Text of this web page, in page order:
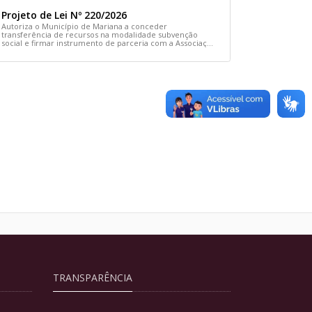
Projeto de Lei Nº 220/2026
Autoriza o Município de Mariana a conceder
transferência de recursos na modalidade subvenção
social e firmar instrumento de parceria com a Associação
TRANSPARÊNCIA